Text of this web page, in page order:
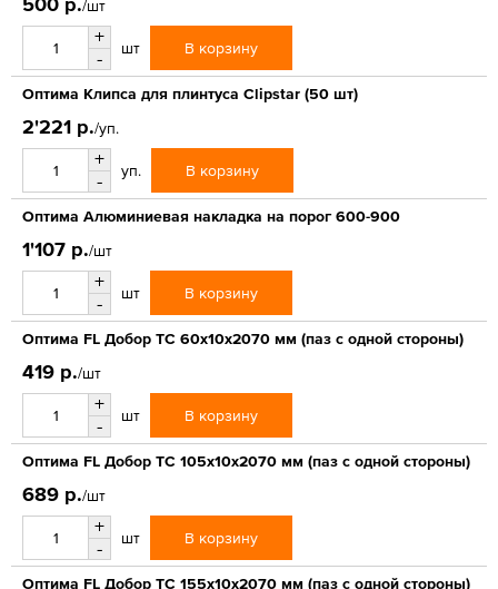
/шт
+
-
шт В корзину
Оптима Клипса для плинтуса Clipstar (50 шт)
2'221 р./уп.
+
-
уп. В корзину
Оптима Алюминиевая накладка на порог 600-900
1'107 р./шт
+
-
шт В корзину
Оптима FL Добор ТС 60х10х2070 мм (паз с одной стороны)
419 р./шт
+
-
шт В корзину
Оптима FL Добор ТС 105х10х2070 мм (паз с одной стороны)
689 р./шт
+
-
шт В корзину
Оптима FL Добор ТС 155х10х2070 мм (паз с одной стороны)